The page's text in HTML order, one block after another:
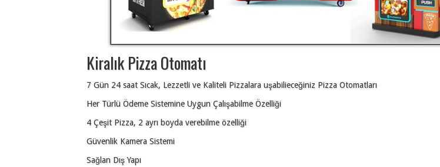
Kiralık Pizza Otomatı
7 Gün 24 saat Sıcak, Lezzetli ve Kaliteli Pizzalara uşabilieceğiniz Pizza Otomatları
Her Türlü Ödeme Sistemine Uygun Çalışabilme Özelliği
4 Çeşit Pizza, 2 ayrı boyda verebilme özelliği
Güvenlik Kamera Sistemi
Sağlan Dış Yapı